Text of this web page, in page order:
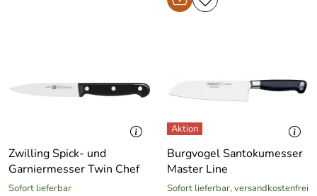
Zwilling Spick- und
Garniermesser Twin Chef
Sofort lieferbar
Burgvogel Santokumesser
Master Line
Sofort lieferbar, versandkostenfrei